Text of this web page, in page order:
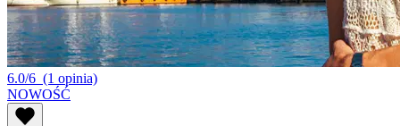
6.0/6 (1 opinia)
NOWOŚĆ